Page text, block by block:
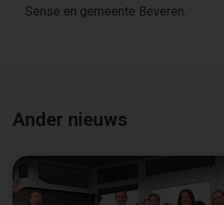
Sense en gemeente Beveren.
Ander nieuws